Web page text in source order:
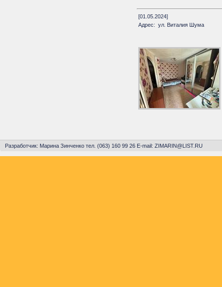
[01.05.2024]
Адрес: ул. Виталия Шума
Разработчик: Марина Зинченко тел. (063) 160 99 26 E-mail: ZIMARIN@LIST.RU